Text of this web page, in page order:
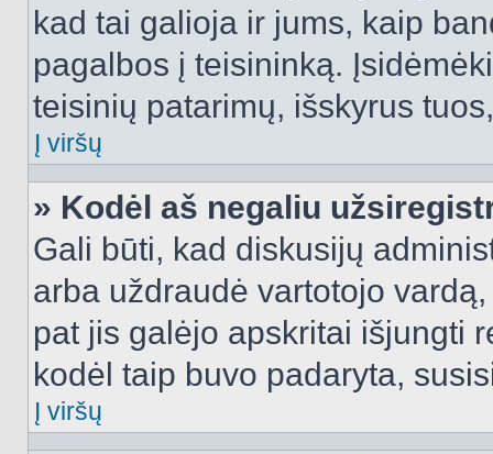
kad tai galioja ir jums, kaip
pagalbos į teisininką.
teisinių patarimų, išskyrus
Į viršų
» Kodėl aš negaliu
Gali būti, kad diskusijų
arba uždraudė vartotojo
pat jis galėjo apskritai išjungti
kodėl taip buvo padaryta,
Į viršų